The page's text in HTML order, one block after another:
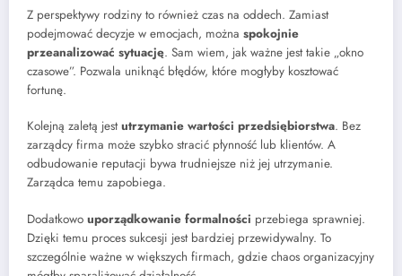
Z perspektywy rodziny to również czas na oddech. Zamiast
podejmować decyzje w emocjach, można spokojnie
przeanalizować sytuację. Sam wiem, jak ważne jest takie „okno
czasowe”. Pozwala uniknąć błędów, które mogłyby kosztować
fortunę.
Kolejną zaletą jestutrzymanie wartości przedsiębiorstwa. Bez
zarządcy firma może szybko stracić płynność lub klientów. A
odbudowanie reputacji bywa trudniejsze niż jej utrzymanie.
Zarządca temu zapobiega.
Dodatkowo uporządkowanie formalności przebiega sprawniej.
Dzięki temu proces sukcesji jest bardziej przewidywalny. To
szczególnie ważne w większych firmach, gdzie chaos organizacyjny